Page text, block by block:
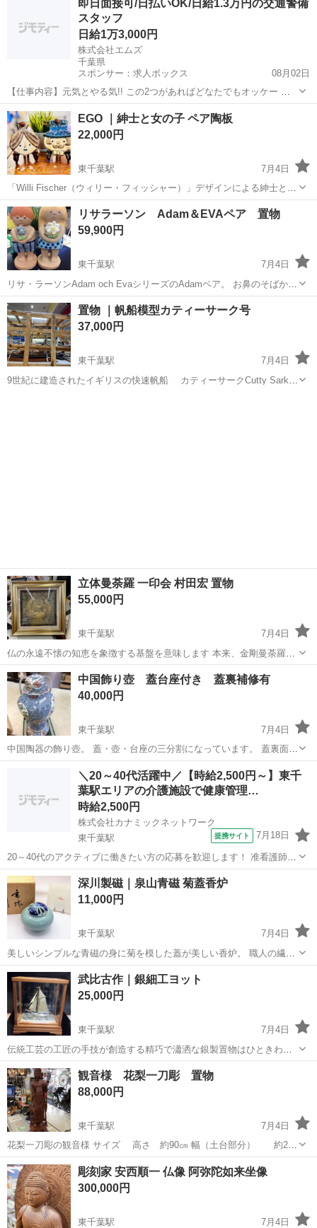
は、大の動物好き！そんな彼女が箱にいっぱいに詰めた木製ビーズ
即日面接可/日払いOK/日給1.3万円の交通警備
スタッフ
日給1万3,000円
株式会社エムズ
千葉県
スポンサー：求人ボックス
08月02日
【仕事内容】元気とやる気!! この2つがあればどなたでもオッケー 履
歴書不要で即面接OK 日払いOK! 日給1.3万円から始められる交通警備
スタッフのお仕事です 道路工事等の際に人や車両の誘導を行う仕事で
す。 経験豊富なベテラン指...
アルバイト・パート
EGO ｜紳士と女の子 ペア陶板
22,000円
東千葉駅
7月4日
「Willi Fischer（ウィリー・フィッシャー）」デザインによる紳士と女
の子の陶板です。 デザイナーのWilly Fischer はオーストリア生まれ、
1948〜1966まで在籍したRorstrandで活躍した後、独...
千葉 千葉市 東千葉駅 インテリア雑貨/小物 商品
リサラーソン Adam＆EVAペア 置物
59,900円
東千葉駅
7月4日
リサ・ラーソンAdam och EvaシリーズのAdamペア。 お鼻のそばかす
が何とも愛らしい。 とても人気でレアなモデル。 この出会いをお見逃
しなく。 箱はありません。 現状品にて ******...
千葉 千葉市 東千葉駅 インテリア雑貨/小物
リサラーソン
置物 ｜帆船模型カティーサーク号
37,000円
東千葉駅
7月4日
9世紀に建造されたイギリスの快速帆船 カティーサークCutty Sark
立体曼荼羅 一印会 村田宏 置物
55,000円
東千葉駅
7月4日
仏の永遠不懐の知恵を象徴する基盤を意味します 本来、金剛曼荼羅は
9つの集合体ですが、成身会を大日如来一身で 表現される一印会をモ
チーフに村田宏さんが表現しました。 ■額入り ■現状品にて ...
千葉 千葉市 東千葉駅 インテリア雑貨/小物 曼荼羅
中国飾り壺 蓋台座付き 蓋裏補修有
40,000円
東千葉駅
7月4日
中国陶器の飾り壺。 蓋・壺・台座の三分割になっています。 蓋裏面、
ヒビ補修有。 高さ 約96㎝ 幅 約41㎝ 奥行 約34㎝ 蓋裏面、ヒビ
補修有 現状品にて ************...
東千葉駅 インテリア雑貨/小物 のみ
＼20～40代活躍中／【時給2,500円～】東千
葉駅エリアの介護施設で健康管理…
時給2,500円
株式会社カナミックネットワーク
東千葉駅
提携サイト 7月18日
20～40代のアクティブに働きたい方の応募を歓迎します！ 准看護師業
務/ブランク後もスグに働ける 介護老人保健施設 KN5 *<あなたのスキ
ルを必要としている施設があります!>* 〇高収入&働きやすさ重視のお
仕事探し!...
千葉 東千葉駅 看護師
深川製磁｜泉山青磁 菊蓋香炉
11,000円
東千葉駅
7月4日
美しいシンプルな青磁の身に菊を模した蓋が美しい香炉。 職人の繊細
な手仕事が光る逸品です。 古来中国の皇帝が「玉」のように白磁を愛
したように、青磁は「翡翠」のような魅力をもっています。 純白の素
地にかかる透明感のある青磁...
千葉 千葉市 東千葉駅 インテリア雑貨/小物
武比古作｜銀細工ヨット
25,000円
東千葉駅
7月4日
伝統工芸の工匠の手技が創造する精巧で瀟洒な銀製置物はひときわ印
象的なインテリア芸術です。 「ヨット」のシリーズは魅力あふれる個
性的な作品が豊富に揃っています。 サイズ（約） ヨット 幅7㎝ 高さ
12㎝...
千葉 千葉市 東千葉駅 インテリア雑貨/小物
観音様 花梨一刀彫 置物
88,000円
東千葉駅
7月4日
花梨一刀彫の観音様 サイズ 高さ 約90㎝ 幅（土台部分） 約26
㎝ 現状品 ***************** お問い合わせ番号 112-045752-105 店...
千葉 千葉市 東千葉駅 インテリア雑貨/小物 一刀彫
彫刻家 安西順一 仏像 阿弥陀如来坐像
300,000円
東千葉駅
7月4日